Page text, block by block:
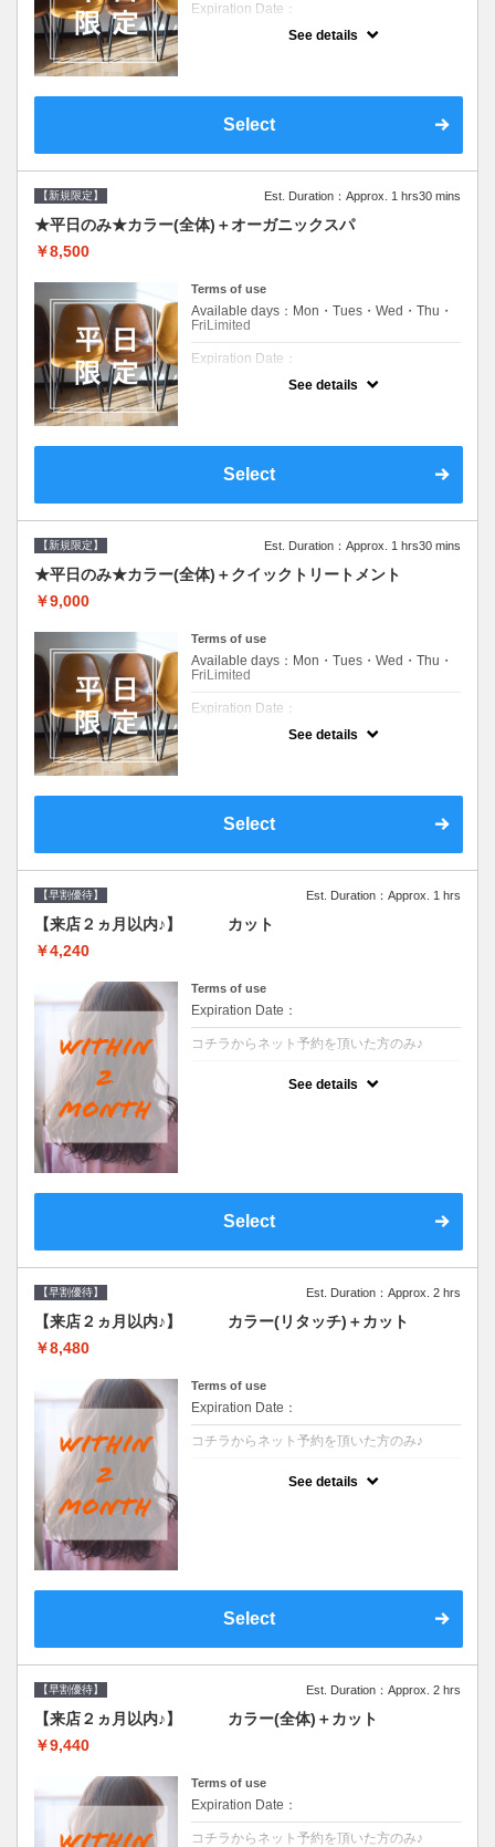
Expiration Date：
新規限定の平日のみのクーポンです★
平日クーポン●シャンプーブロー込●ロング料
提案させて頂きます●選べるシャンプー付き●
See details
Select
【新規限定】 Est. Duration：Approx. 1 hrs30 mins
★平日のみ★カラー(全体)＋オーガニックスパ
￥8,500
Terms of use
Available days：Mon・Tues・Wed・Thu・
FriLimited
Expiration Date：
新規限定の平日のみのクーポンです★
平日クーポン●シャンプーブロー込●ロング料
提案させて頂きます●選べるシャンプー付き●
See details
Select
【新規限定】 Est. Duration：Approx. 1 hrs30 mins
★平日のみ★カラー(全体)＋クイックトリートメント
￥9,000
Terms of use
Available days：Mon・Tues・Wed・Thu・
FriLimited
Expiration Date：
新規限定の平日のみのクーポンです★
平日クーポン●シャンプーブロー込●ロング料
提案させて頂きます●選べるシャンプー付き●
See details
Select
【早割優待】 Est. Duration：Approx. 1 hrs
【来店２ヵ月以内♪】 カット
￥4,240
Terms of use
Expiration Date：
コチラからネット予約を頂いた方のみ♪
See details
Select
【早割優待】 Est. Duration：Approx. 2 hrs
【来店２ヵ月以内♪】 カラー(リタッチ)＋カット
￥8,480
Terms of use
Expiration Date：
コチラからネット予約を頂いた方のみ♪
See details
Select
【早割優待】 Est. Duration：Approx. 2 hrs
【来店２ヵ月以内♪】 カラー(全体)＋カット
￥9,440
Terms of use
Expiration Date：
コチラからネット予約を頂いた方のみ♪